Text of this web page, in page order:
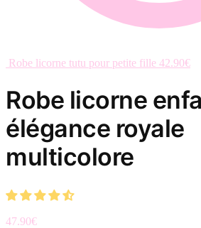
Robe licorne tutu pour petite fille 42.90€
Robe licorne
élégance royale
multicolore
47.90€